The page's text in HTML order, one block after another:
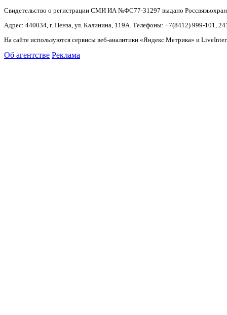
Свидетельство о регистрации СМИ ИА №ФС77-31297 выдано
Адрес: 440034, г. Пенза, ул. Калинина, 119А. Телефоны: +7(8412) 999-101,
На сайте используются сервисы веб-аналитики «Яндекс.Метрика» и
Об агентстве Реклама